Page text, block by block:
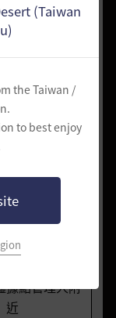
(Taiwan
the Taiwan /
to best enjoy
繞點路...
充裕的寬闊
獵區!
身軀間神出
沒!
瞳戒指
據點管理人附
近